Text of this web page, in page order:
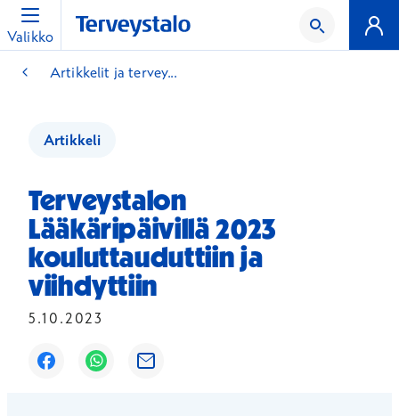
Valikko
Artikkelit ja tervey...
Artikkeli
Terveystalon
Lääkäripäivillä 2023
kouluttauduttiin ja
viihdyttiin
5.10.2023
Avautuu uuteen ikkunaan
Avautuu uuteen ikkunaan
Avautuu uuteen ikkunaan